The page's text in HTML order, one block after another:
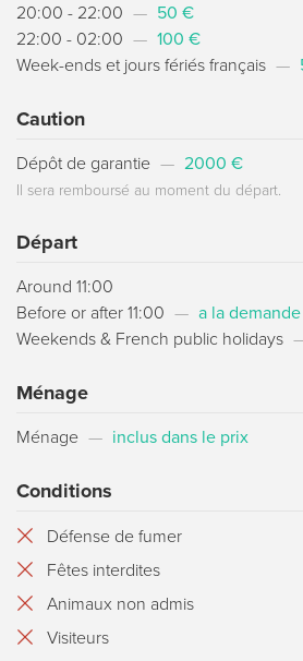
20:00 - 22:00 — 50 €
22:00 - 02:00 — 100 €
Week-ends et jours fériés français —
Caution
Dépôt de garantie — 2000 €
Il sera remboursé au moment du départ.
Départ
Around 11:00
Before or after 11:00 — a la demande
Weekends & French public holidays
Ménage
Ménage — inclus dans le prix
Conditions
Défense de fumer
Fêtes interdites
Animaux non admis
Visiteurs